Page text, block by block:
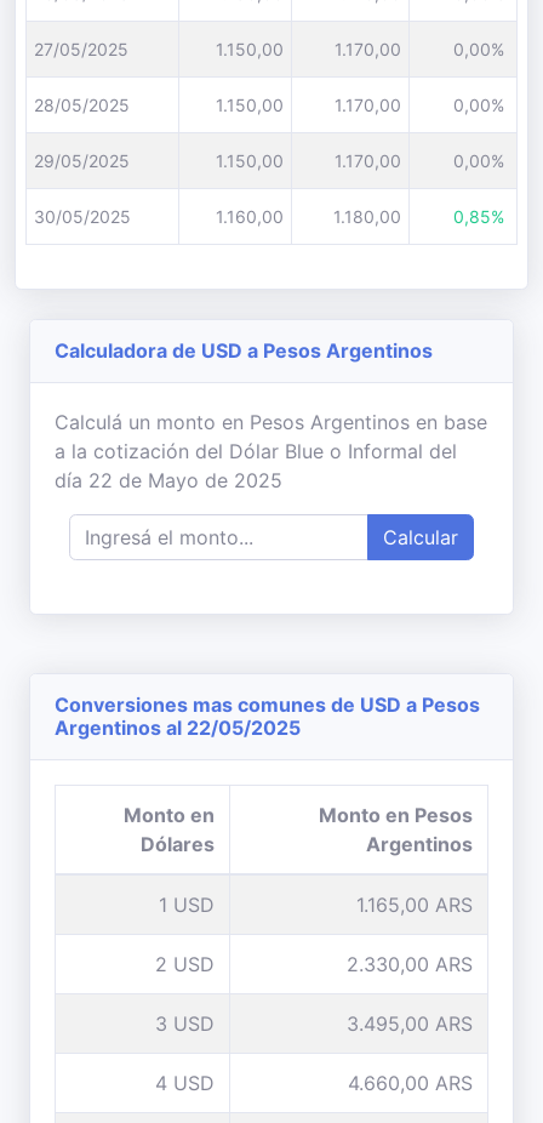
27/05/2025 1.150,00 1.170,00 0,00%
28/05/2025 1.150,00 1.170,00 0,00%
29/05/2025 1.150,00 1.170,00 0,00%
30/05/2025 1.160,00 1.180,00 0,85%
Calculadora de USD a Pesos Argentinos
Calculá un monto en Pesos Argentinos en base
a la cotización del Dólar Blue o Informal del
día 22 de Mayo de 2025
Calcular
Conversiones mas comunes de USD a Pesos
Argentinos al 22/05/2025
Monto en
Dólares
Monto en Pesos
Argentinos
1 USD 1.165,00 ARS
2 USD 2.330,00 ARS
3 USD 3.495,00 ARS
4 USD 4.660,00 ARS